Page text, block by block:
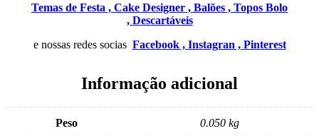
Temas de Festa , Cake Designer , Balões , Topos Bolo
, Descartáveis
e nossas redes socias Facebook , Instagran , Pinterest
Informação adicional
Peso 0.050 kg